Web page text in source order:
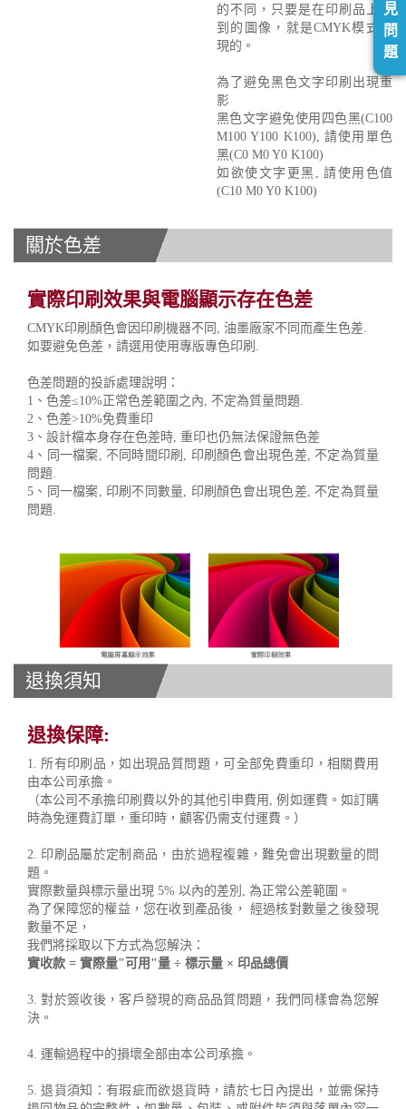
的不同，只要是在印刷品上看
到的圖像，就是CMYK模式表
現的。
為了避免黑色文字印刷出現重
影
黑色文字避免使用四色黑(C100
M100 Y100 K100), 請使用單色
黑(C0 M0 Y0 K100)
如欲使文字更黑, 請使用色值
(C10 M0 Y0 K100)
關於色差
實際印刷效果與電腦顯示存在色差
CMYK印刷顏色會因印刷機器不同, 油墨廠家不同而產生色差.
如要避免色差，請選用使用專版專色印刷.
色差問題的投訴處理說明：
1、色差≤10%正常色差範圍之內, 不定為質量問題.
2、色差>10%免費重印
3、設計檔本身存在色差時, 重印也仍無法保證無色差
4、同一檔案, 不同時間印刷, 印刷顏色會出現色差, 不定為質量
問題.
5、同一檔案, 印刷不同數量, 印刷顏色會出現色差, 不定為質量
問題.
退換須知
退換保障:
1. 所有印刷品，如出現品質問題，可全部免費重印，相關費用
由本公司承擔。
（本公司不承擔印刷費以外的其他引申費用, 例如運費。如訂購
時為免運費訂單，重印時，顧客仍需支付運費。）
2. 印刷品屬於定制商品，由於過程複雜，難免會出現數量的問
題。
實際數量與標示量出現 5% 以內的差別, 為正常公差範圍。
為了保障您的權益，您在收到產品後， 經過核對數量之後發現
數量不足，
我們將採取以下方式為您解決：
實收款 = 實際量"可用"量 ÷ 標示量 × 印品總價
3. 對於簽收後，客戶發現的商品品質問題，我們同樣會為您解
決。
4. 運輸過程中的損壞全部由本公司承擔。
5. 退貨須知：有瑕疵而欲退貨時，請於七日內提出，並需保持
見
問
題